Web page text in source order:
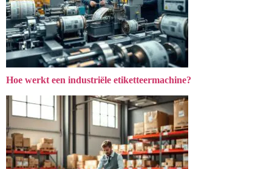
Hoe werkt een industriële etiketteermachine?